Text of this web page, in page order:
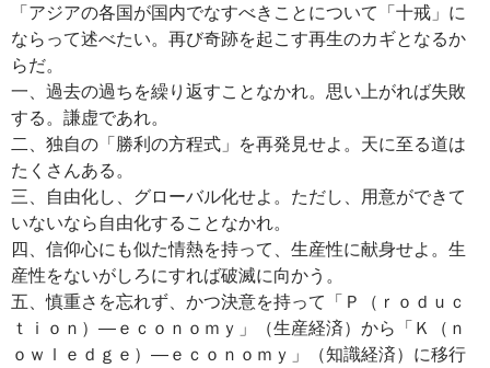
「アジアの各国が国内でなすべきことについて「十戒」に
ならって述べたい。再び奇跡を起こす再生のカギとなるか
らだ。
一、過去の過ちを繰り返すことなかれ。思い上がれば失敗
する。謙虚であれ。
二、独自の「勝利の方程式」を再発見せよ。天に至る道は
たくさんある。
三、自由化し、グローバル化せよ。ただし、用意ができて
いないなら自由化することなかれ。
四、信仰心にも似た情熱を持って、生産性に献身せよ。生
産性をないがしろにすれば破滅に向かう。
五、慎重さを忘れず、かつ決意を持って「Ｐ（ｒｏｄｕｃ
ｔｉｏｎ）―ｅｃｏｎｏｍｙ」（生産経済）から「Ｋ（ｎ
ｏｗｌｅｄｇｅ）―ｅｃｏｎｏｍｙ」（知識経済）に移行